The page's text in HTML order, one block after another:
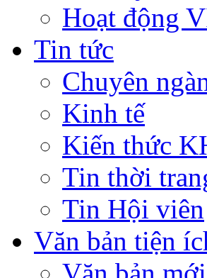
Hoạt động
Tin tức
Chuyên
Kinh tế
Kiến thức
Tin thời
Tin Hội viên
Văn bản tiện